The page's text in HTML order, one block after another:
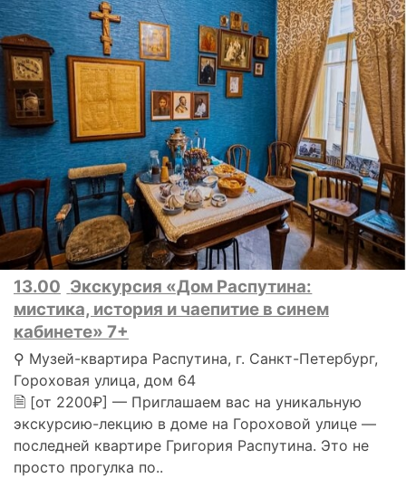
13.00 Экскурсия «Дом Распутина:
мистика, история и чаепитие в синем
кабинете» 7+
⚲ Музей-квартира Распутина, г. Санкт-Петербург,
Гороховая улица, дом 64
🗎 [от 2200₽] — Приглашаем вас на уникальную
экскурсию-лекцию в доме на Гороховой улице —
последней квартире Григория Распутина. Это не
просто прогулка по..